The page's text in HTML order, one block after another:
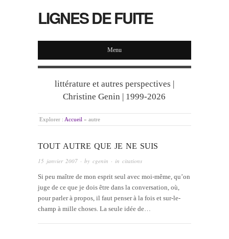
LIGNES DE FUITE
Menu
littérature et autres perspectives |
Christine Genin | 1999-2026
Explorer : Accueil » autre
TOUT AUTRE QUE JE NE SUIS
15 janvier 2007 · by cgenin · in citations
Si peu maître de mon esprit seul avec moi-même, qu’on
juge de ce que je dois être dans la conversation, où,
pour parler à propos, il faut penser à la fois et sur-le-
champ à mille choses. La seule idée de…